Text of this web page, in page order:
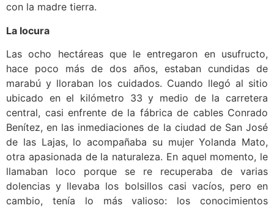
con la madre tierra.
La locura
Las ocho hectáreas que le entregaron en usufructo,
hace poco más de dos años, estaban cundidas de
marabú y lloraban los cuidados. Cuando llegó al sitio
ubicado en el kilómetro 33 y medio de la carretera
central, casi enfrente de la fábrica de cables Conrado
Benítez, en las inmediaciones de la ciudad de San José
de las Lajas, lo acompañaba su mujer Yolanda Mato,
otra apasionada de la naturaleza. En aquel momento, le
llamaban loco porque se re recuperaba de varias
dolencias y llevaba los bolsillos casi vacíos, pero en
cambio, tenía lo más valioso: los conocimientos